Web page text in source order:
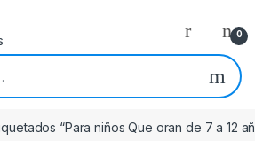
0
“Para niños Que oran de 7 a 12